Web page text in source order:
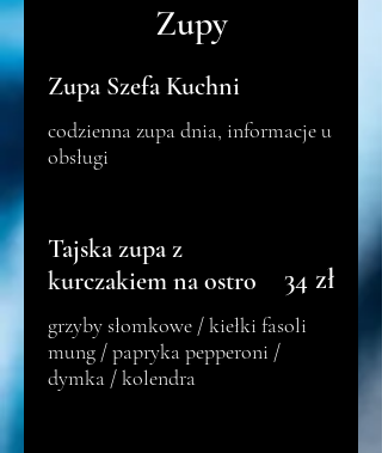
Zupy
Zupa Szefa Kuchni
codzienna zupa dnia, informacje u
obsługi
Tajska zupa z
kurczakiem na ostro
grzyby słomkowe / kiełki fasoli
mung / papryka pepperoni /
dymka / kolendra
34 zł